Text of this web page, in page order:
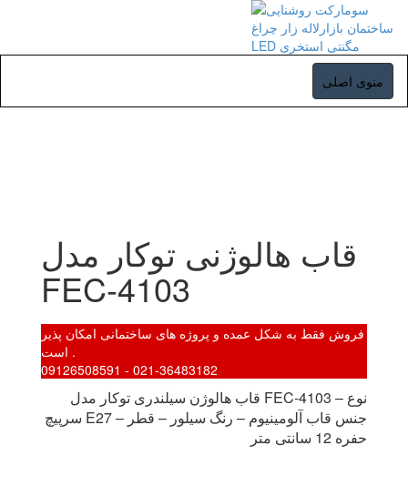
منوی
اصلی
منوی اصلی
قاب هالوژنی توکار مدل
FEC-4103
فروش فقط به شکل عمده و پروژه های ساختمانی امکان پذیر
است .
09126508591 - 021-36483182
قاب هالوژن سیلندری توکار مدل FEC-4103 – نوع
سرپیچ E27 – جنس قاب آلومینیوم – رنگ سیلور – قطر
حفره 12 سانتی متر